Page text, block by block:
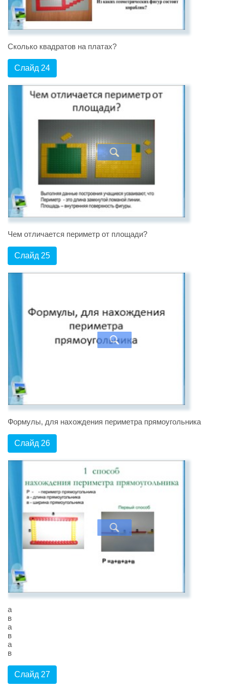
Сколько квадратов на платах?
Слайд 24
Чем отличается периметр от площади?
Слайд 25
Формулы, для нахождения периметра прямоугольника
Слайд 26
а
в
а
в
а
в
Слайд 27